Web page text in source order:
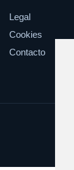
Legal
Cookies
Contacto